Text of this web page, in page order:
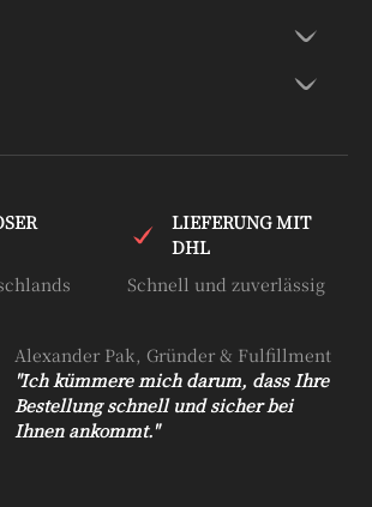
LIEFERUNG MIT
DHL
Schnell und zuverlässig
Alexander Pak, Gründer & Fulfillment
Ich kümmere mich darum, dass Ihre
Bestellung schnell und sicher bei
Ihnen ankommt.